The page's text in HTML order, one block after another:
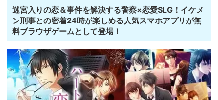
迷宮入りの恋＆事件を解決する警察×恋愛SLG！イケメ
ン刑事との密着24時が楽しめる人気スマホアプリが無
料ブラウザゲームとして登場！